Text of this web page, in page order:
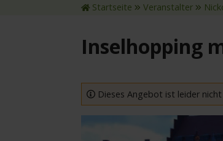
Startseite Veranstalter
Inselhopping
Dieses Angebot ist leider